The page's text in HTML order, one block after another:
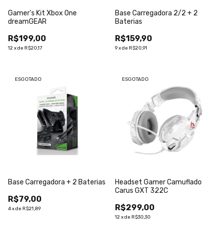
Gamer's Kit Xbox One
dreamGEAR
R$199,00
12xde R$20,17
Base Carregadora 2/2 + 2
Baterias
R$159,90
9xde R$20,91
ESGOTADO
Base Carregadora + 2 Baterias
R$79,00
4xde R$21,89
ESGOTADO
Headset Gamer Camuflado
Carus GXT 322C
R$299,00
12xde R$30,30